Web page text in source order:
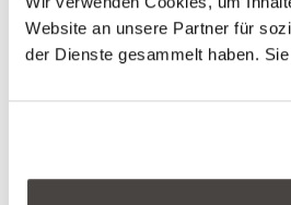
Website an unsere Partner für
der Dienste gesammelt haben.